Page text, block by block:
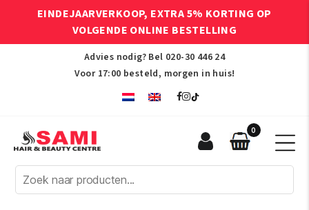
EINDEJAARVERKOOP, EXTRA 5% KORTING OP
VOLGENDE ONLINE BESTELLING
Advies nodig? Bel 020-30 446 24
Voor 17:00 besteld, morgen in huis!
Afro
Hair
0